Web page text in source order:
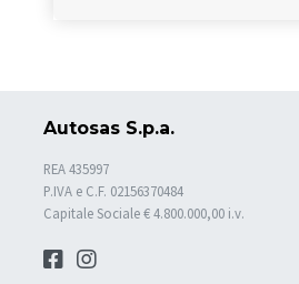
Autosas S.p.a.
REA 435997
P.IVA e C.F. 02156370484
Capitale Sociale € 4.800.000,00 i.v.